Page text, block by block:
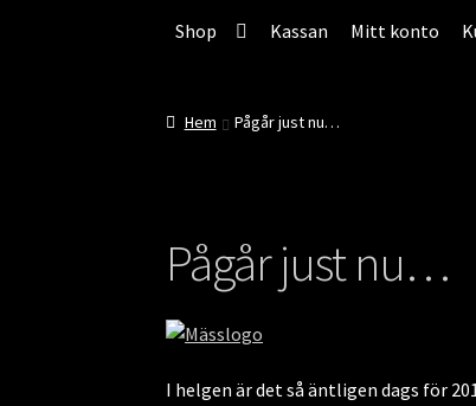
till
till
Shop Kassan Mitt konto
Hem Pågår just nu…
Pågår just nu…
I helgen är det så äntligen dags för